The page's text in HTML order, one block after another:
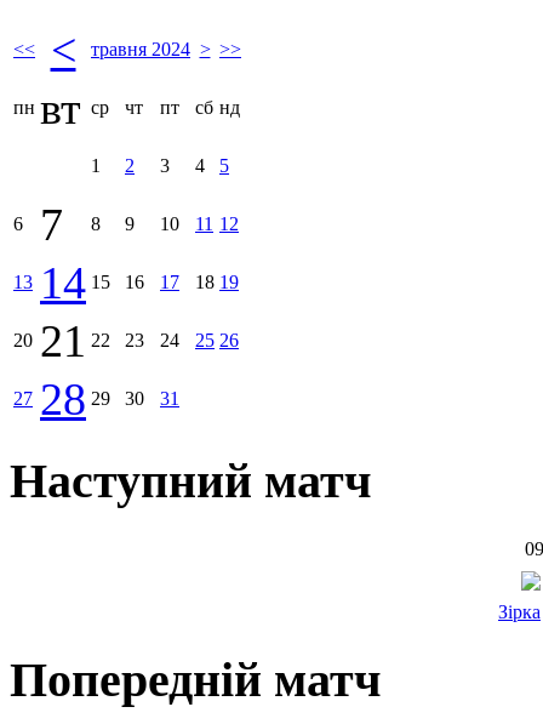
<< < травня 2024 > >>
пн вт ср чт пт сб нд
1 2 3 4 5
6 7 8 9 10 11 12
13 14 15 16 17 18 19
20 21 22 23 24 25 26
27 28 29 30 31
Наступний матч
Зірка
Попередній матч